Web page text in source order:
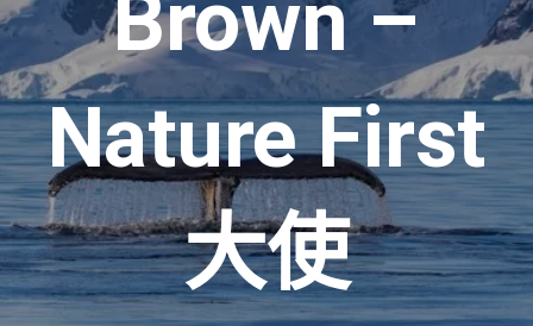
Brown –
Nature First
大使